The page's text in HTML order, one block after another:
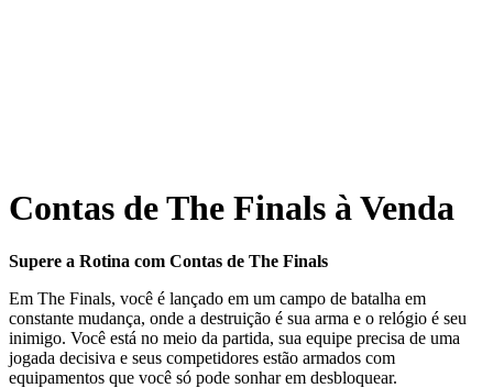
Contas de The Finals à Venda
Supere a Rotina com Contas de The Finals
Em The Finals, você é lançado em um campo de batalha em
constante mudança, onde a destruição é sua arma e o relógio é seu
inimigo. Você está no meio da partida, sua equipe precisa de uma
jogada decisiva e seus competidores estão armados com
equipamentos que você só pode sonhar em desbloquear.